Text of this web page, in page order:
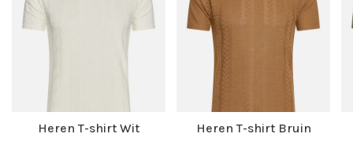
Heren T-shirt Wit Heren T-shirt Bruin